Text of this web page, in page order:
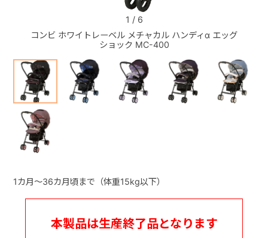
コンビ ホワイトレーベル メチャカル ハンディα エッグ
ショック MC-400
1 / 6
1カ月～36カ月頃まで（体重15kg以下）
本製品は生産終了品となります